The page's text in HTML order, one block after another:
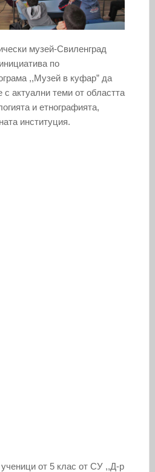
музей-Свиленград
по
,,Музей в куфар” да
с актуални теми от областта
и етнографията,
институция.
от 5 клас от СУ ,,Д-р